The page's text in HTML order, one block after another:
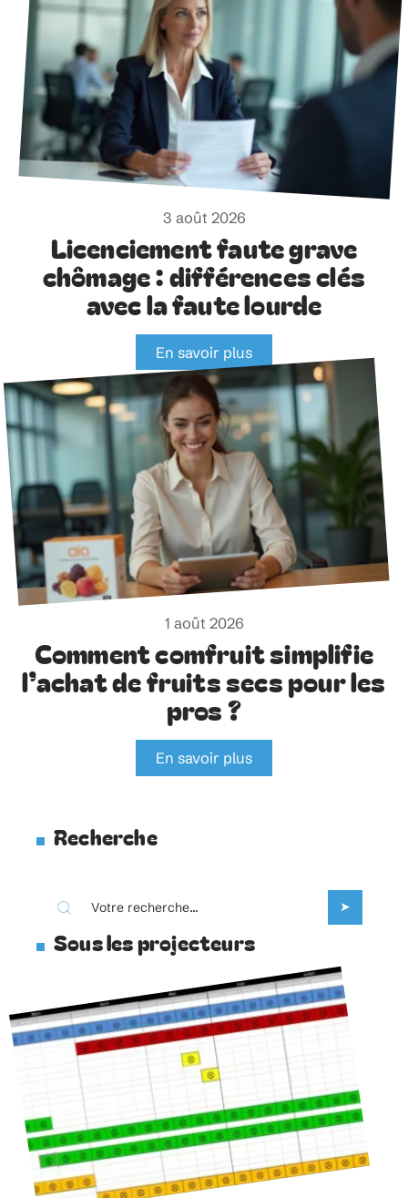
3 août 2026
Licenciement faute grave
chômage : différences clés
avec la faute lourde
En savoir plus
1 août 2026
Comment comfruit simplifie
l’achat de fruits secs pour les
pros ?
En savoir plus
Recherche
Sous les projecteurs